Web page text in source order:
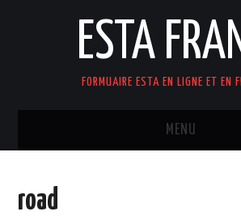
ESTA
FORMUAIRE ESTA EN LIGNE ET EN
MENU
road